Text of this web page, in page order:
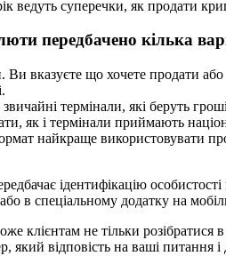
суперечки, як продати
передбачено кілька
вказуєте що хочете продати
термінали, які беруть
як і термінали приймають
найкраще використовувати
ідентифікацію
в спеціальному додатку на
клієнтам не тільки розібратися
який відповість на ваші питання